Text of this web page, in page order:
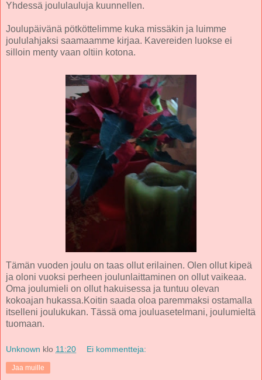
Yhdessä joululauluja kuunnellen.
Joulupäivänä pötköttelimme kuka missäkin ja luimme
joululahjaksi saamaamme kirjaa. Kavereiden luokse ei
silloin menty vaan oltiin kotona.
Tämän vuoden joulu on taas ollut erilainen. Olen ollut kipeä
ja oloni vuoksi perheen joulunlaittaminen on ollut vaikeaa.
Oma joulumieli on ollut hakuisessa ja tuntuu olevan
kokoajan hukassa.Koitin saada oloa paremmaksi ostamalla
itselleni joulukukan. Tässä oma jouluasetelmani, joulumieltä
tuomaan.
Unknown klo 11:20 Ei kommentteja:
Jaa muille